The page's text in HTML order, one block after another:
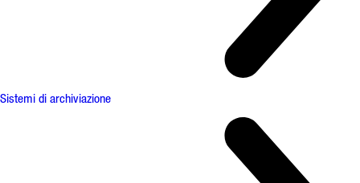
Sistemi di archiviazione